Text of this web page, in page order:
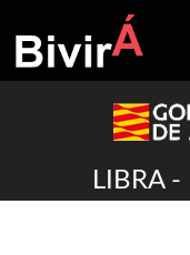
to
content
LIBRA